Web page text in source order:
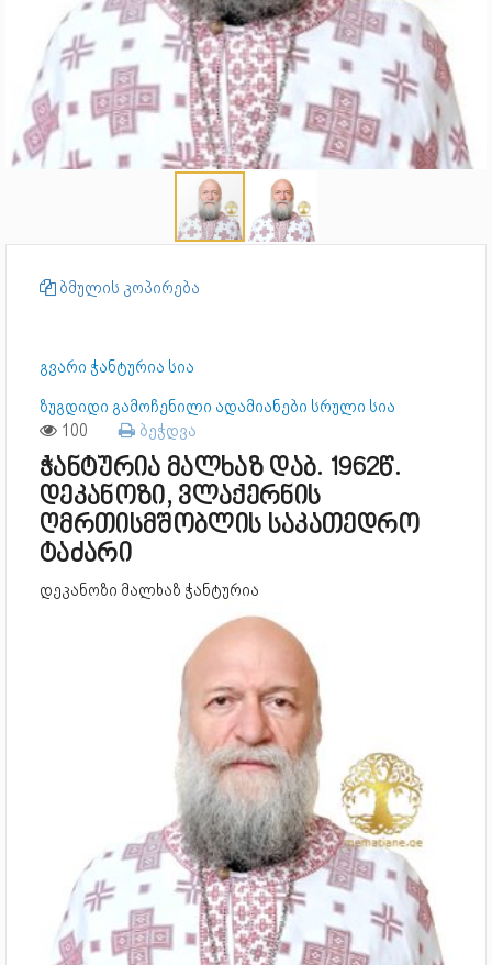
ბმულის კოპირება
გვარი ჭანტურია სია
ზუგდიდი გამოჩენილი ადამიანები სრული სია
100 ბეჭდვა
ჭანტურია მალხაზ დაბ. 1962წ.
დეკანოზი, ვლაქერნის
ღმრთისმშობლის საკათედრო
ტაძარი
დეკანოზი მალხაზ ჭანტურია